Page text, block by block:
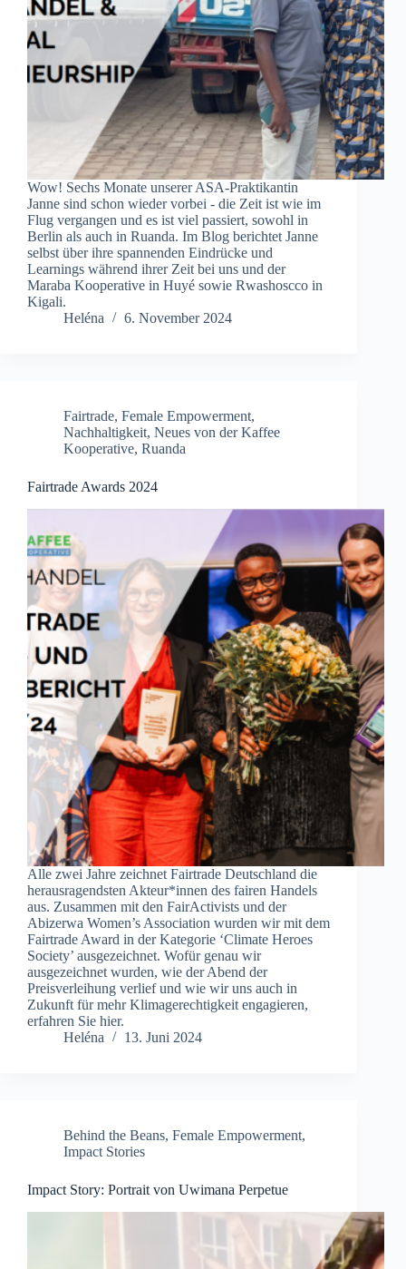
Wow! Sechs Monate unserer ASA-Praktikantin
Janne sind schon wieder vorbei - die Zeit ist wie im
Flug vergangen und es ist viel passiert, sowohl in
Berlin als auch in Ruanda. Im Blog berichtet Janne
selbst über ihre spannenden Eindrücke und
Learnings während ihrer Zeit bei uns und der
Maraba Kooperative in Huyé sowie Rwashoscco in
Kigali.
Heléna
6. November 2024
Fairtrade, Female Empowerment,
Nachhaltigkeit, Neues von der Kaffee
Kooperative, Ruanda
Fairtrade Awards 2024
Alle zwei Jahre zeichnet Fairtrade Deutschland die
herausragendsten Akteur*innen des fairen Handels
aus. Zusammen mit den FairActivists und der
Abizerwa Women’s Association wurden wir mit dem
Fairtrade Award in der Kategorie ‘Climate Heroes
Society’ ausgezeichnet. Wofür genau wir
ausgezeichnet wurden, wie der Abend der
Preisverleihung verlief und wie wir uns auch in
Zukunft für mehr Klimagerechtigkeit engagieren,
erfahren Sie hier.
Heléna
13. Juni 2024
Behind the Beans, Female Empowerment,
Impact Stories
Impact Story: Portrait von Uwimana Perpetue